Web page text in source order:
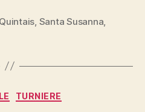
Quintais Santa Susanna
Kategorien
TURNIERE